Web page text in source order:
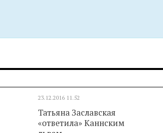
23.12.2016 11.52
Татьяна Заславская
«ответила» Каннским